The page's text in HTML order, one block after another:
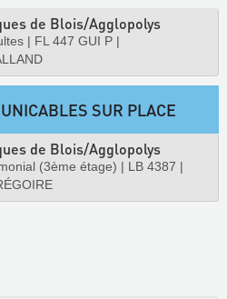
de Blois/Agglopolys
| FL 447 GUI P |
SUR PLACE
de Blois/Agglopolys
(3ème étage) | LB 4387 |